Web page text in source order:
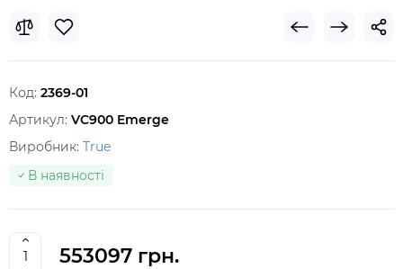
Код: 2369-01
Артикул: VC900 Emerge
Виробник: True
В наявності
553097 грн.